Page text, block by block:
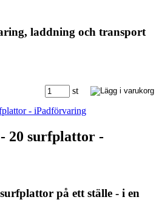
laddning och transport
st
20 surfplattor -
på ett ställe - i en